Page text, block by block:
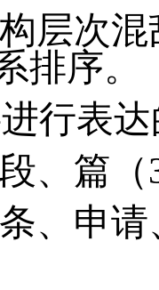
层次
排序。
行表
、篇（
、申